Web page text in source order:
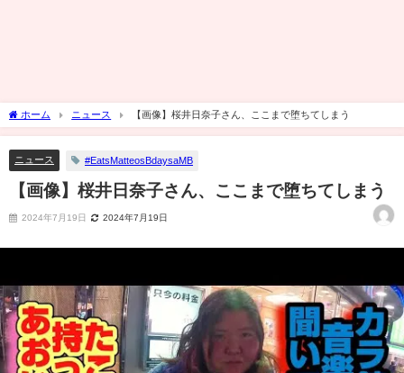
ホーム ニュース 【画像】桜井日奈子さん、ここまで堕ちてしまう
ニュース #EatsMatteosBdaysaMB
【画像】桜井日奈子さん、ここまで堕ちてしまう
2024年7月19日 2024年7月19日